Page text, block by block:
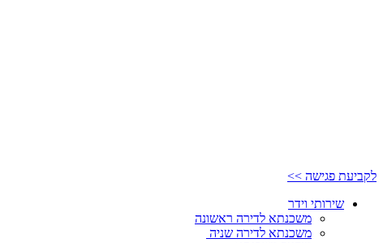
לקביעת פגישה >>
שירותי וידר
משכנתא לדירה ראשונה
משכנתא לדירה שניה